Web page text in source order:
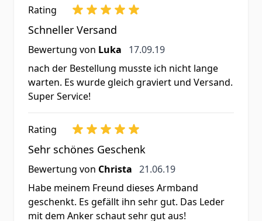
Rating
Schneller Versand
Bewertung von Luka 17. September 2019
17.09.19
nach der Bestellung musste ich nicht lange
warten. Es wurde gleich graviert und Versand.
Super Service!
Rating
Sehr schönes Geschenk
Bewertung von Christa 21. Juni 2019
21.06.19
Habe meinem Freund dieses Armband
geschenkt. Es gefällt ihn sehr gut. Das Leder
mit dem Anker schaut sehr gut aus!